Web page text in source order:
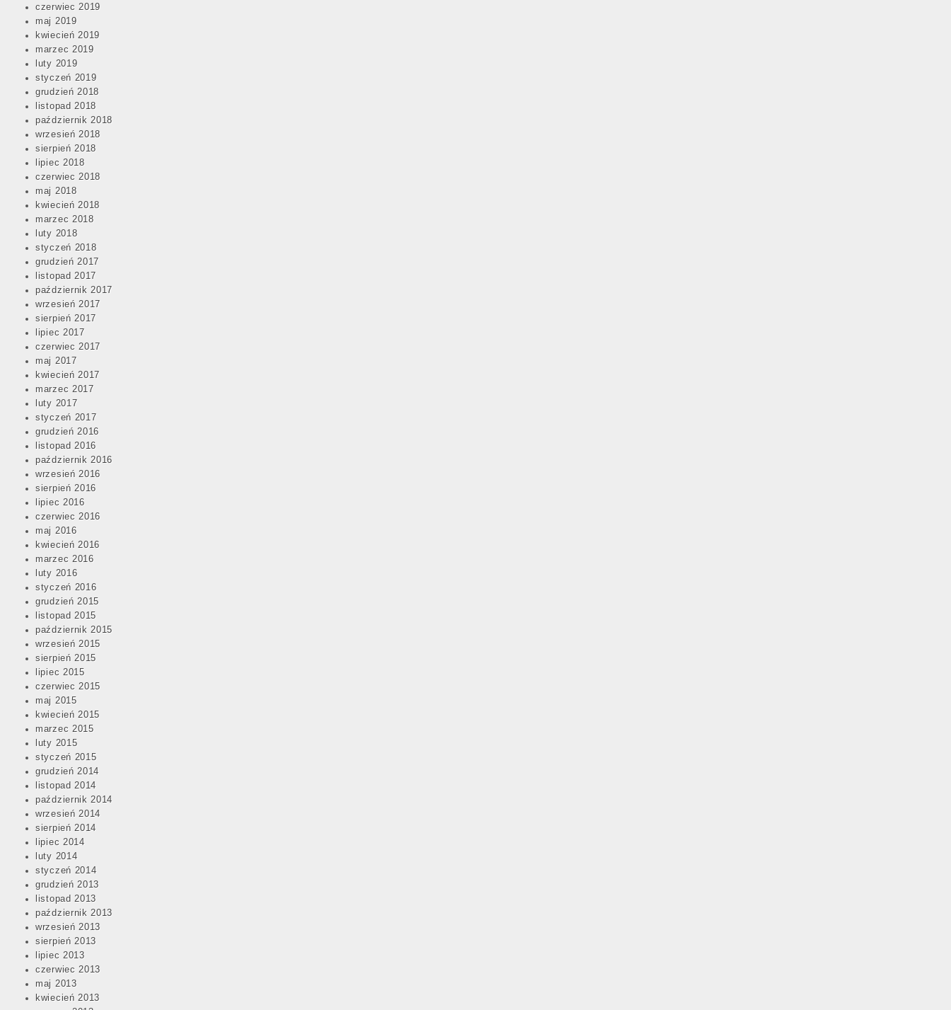
czerwiec 2019
maj 2019
kwiecień 2019
marzec 2019
luty 2019
styczeń 2019
grudzień 2018
listopad 2018
październik 2018
wrzesień 2018
sierpień 2018
lipiec 2018
czerwiec 2018
maj 2018
kwiecień 2018
marzec 2018
luty 2018
styczeń 2018
grudzień 2017
listopad 2017
październik 2017
wrzesień 2017
sierpień 2017
lipiec 2017
czerwiec 2017
maj 2017
kwiecień 2017
marzec 2017
luty 2017
styczeń 2017
grudzień 2016
listopad 2016
październik 2016
wrzesień 2016
sierpień 2016
lipiec 2016
czerwiec 2016
maj 2016
kwiecień 2016
marzec 2016
luty 2016
styczeń 2016
grudzień 2015
listopad 2015
październik 2015
wrzesień 2015
sierpień 2015
lipiec 2015
czerwiec 2015
maj 2015
kwiecień 2015
marzec 2015
luty 2015
styczeń 2015
grudzień 2014
listopad 2014
październik 2014
wrzesień 2014
sierpień 2014
lipiec 2014
luty 2014
styczeń 2014
grudzień 2013
listopad 2013
październik 2013
wrzesień 2013
sierpień 2013
lipiec 2013
czerwiec 2013
maj 2013
kwiecień 2013